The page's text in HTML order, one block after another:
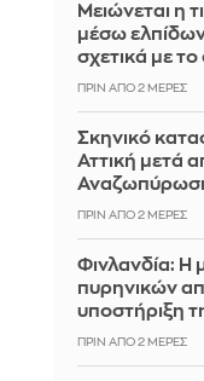
Μειώνεται η
μέσω
σχετικά με
ΠΡΙΝ ΑΠΌ 2 ΜΈΡΕΣ
Σκηνικό
Αττική μετά
ΠΡΙΝ ΑΠΌ 2 ΜΈΡΕΣ
Φινλανδία: Η
πυρηνικών
υποστήριξη
ΠΡΙΝ ΑΠΌ 2 ΜΈΡΕΣ